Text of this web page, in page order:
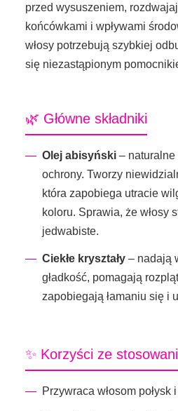
przed wysuszeniem,
końcówkami i wpływami
włosy potrzebują szybkiej
się niezastąpionym
🌿 Główne składniki
Olej abisyński – naturalne
ochrony. Tworzy
która zapobiega utracie
koloru. Sprawia, że ​​włosy
jedwabiste.
Ciekłe kryształy – nadają
gładkość, pomagają
zapobiegają łamaniu się i
✨ Korzyści ze
Przywraca włosom połysk